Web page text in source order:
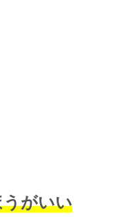
がいい